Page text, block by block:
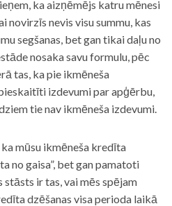
ka aizņēmējs katru mēnesi
novirzīs nevis visu summu, kas
segšanas, bet gan tikai daļu no
nosaka savu formulu, pēc
tas, ka pie ikmēneša
izdevumi par apģērbu,
tie nav ikmēneša izdevumi.
mūsu ikmēneša kredīta
no gaisa”, bet gan pamatoti
ir tas, vai mēs spējam
dzēšanas visa perioda laikā